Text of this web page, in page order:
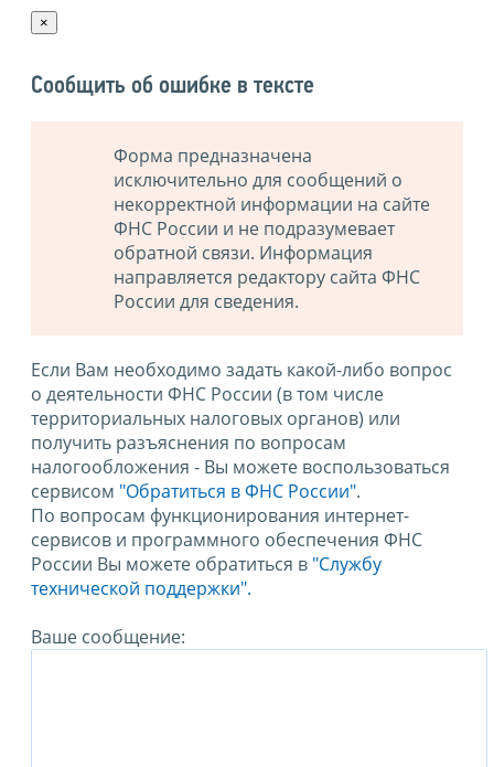
×
Сообщить об ошибке в тексте
Форма предназначена
исключительно для сообщений о
некорректной информации на сайте
ФНС России и не подразумевает
обратной связи. Информация
направляется редактору сайта ФНС
России для сведения.
Если Вам необходимо задать какой-либо вопрос
о деятельности ФНС России (в том числе
территориальных налоговых органов) или
получить разъяснения по вопросам
налогообложения - Вы можете воспользоваться
сервисом "Обратиться в ФНС России".
По вопросам функционирования интернет-
сервисов и программного обеспечения ФНС
России Вы можете обратиться в "Службу
технической поддержки".
Ваше сообщение: